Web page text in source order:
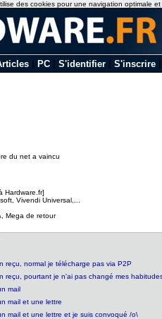
PC S'identifier S'inscrire
du net a vaincu
Hardware.fr]
Vivendi Universal,...
Mega de retour
reçu, normal je télécharge pas via P2P
reçu, pourtant je n'ai pas changé mes
mail
mail et une lettre
mail et une lettre et je suis convoqué /o\
des cookies pour une navigation optimale